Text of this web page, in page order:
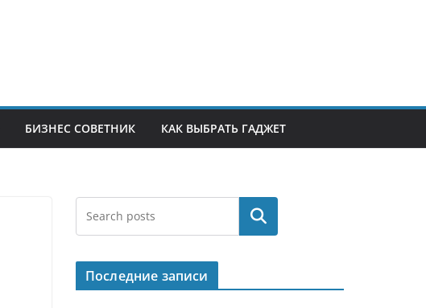
БИЗНЕС СОВЕТНИК КАК ВЫБРАТЬ ГАДЖЕТ
Поиск
Последние записи